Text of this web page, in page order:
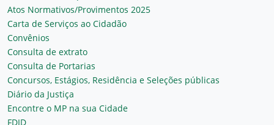
Atos Normativos/Provimentos 2025
Carta de Serviços ao Cidadão
Convênios
Consulta de extrato
Consulta de Portarias
Concursos, Estágios, Residência e Seleções públicas
Diário da Justiça
Encontre o MP na sua Cidade
FDID